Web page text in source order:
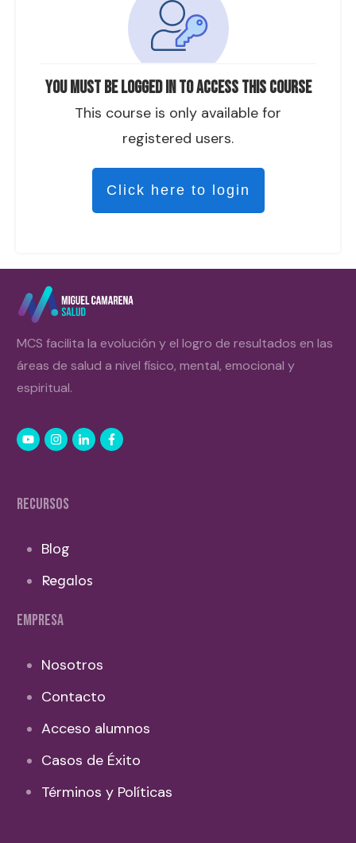
You must be logged in to access this course
This course is only available for
registered users.
Click here to login
MCS facilita la evolución y el logro de resultados en las
áreas de salud a nivel físico, mental, emocional y
espiritual.
RECURSOS
Blog
Regalos
EMPRESA
Nosotros
Contacto
Acceso alumnos
Casos de Éxito
Términos y Políticas